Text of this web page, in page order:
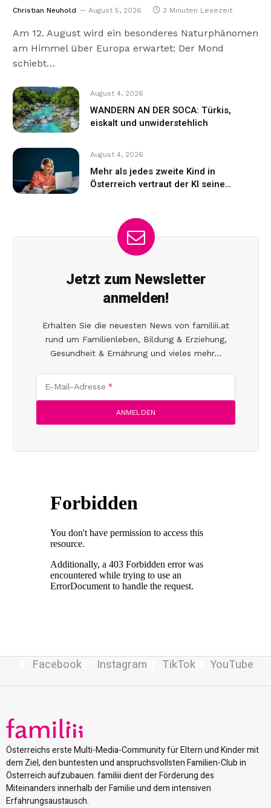
Christian Neuhold August 5, 2026 3 Minuten Lesezeit
Am 12. August wird ein besonderes Naturphänomen
am Himmel über Europa erwartet: Der Mond
schiebt…
August 4, 2026
WANDERN AN DER SOCA: Türkis,
eiskalt und unwiderstehlich
August 4, 2026
Mehr als jedes zweite Kind in
Österreich vertraut der KI seine
Jetzt zum Newsletter
anmelden!
Erhalten Sie die neuesten News von familiii.at
rund um Familienleben, Bildung & Erziehung,
Gesundheit & Ernährung und vieles mehr...
E-Mail-Adresse
Facebook Instagram TikTok YouTube
Österreichs erste Multi-Media-Community für Eltern und Kinder mit
dem Ziel, den buntesten und anspruchsvollsten Familien-Club in
Österreich aufzubauen. familiii dient der Förderung des
Miteinanders innerhalb der Familie und dem intensiven
Erfahrungsaustausch.